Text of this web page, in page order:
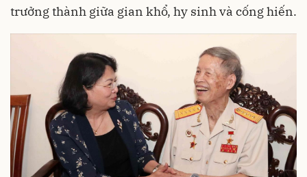
trưởng thành giữa gian khổ, hy sinh và cống hiến.